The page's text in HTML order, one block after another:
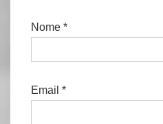
Nome *
Email *